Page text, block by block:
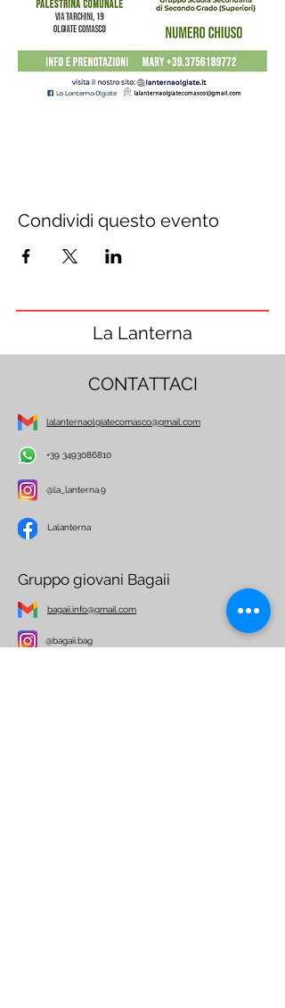
Condividi questo evento
La Lanterna
CONTATTACI
lalanternaolgiatecomasco@gmail.com
+39 3493086810
@la_lanterna.9
Lalanterna
Gruppo giovani Bagaii
bagaii.info@gmail.com
@bagaii.bag